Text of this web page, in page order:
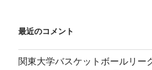
最近のコメント
関東大学バスケットボールリ